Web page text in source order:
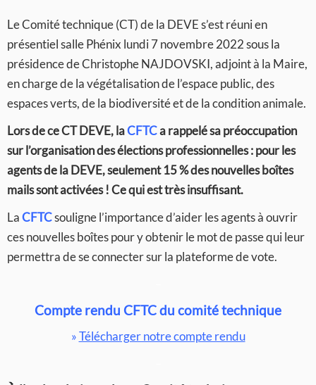
Le Comité technique (CT) de la DEVE s’est réuni en
présentiel salle Phénix lundi 7 novembre 2022 sous la
présidence de Christophe NAJDOVSKI, adjoint à la Maire,
en charge de la végétalisation de l’espace public, des
espaces verts, de la biodiversité et de la condition animale.
Lors de ce CT DEVE, laCFTCa rappelé sa préoccupation
sur l’organisation des élections professionnelles : pour les
agents de la DEVE, seulement 15 % des nouvelles boîtes
mails sont activées ! Ce qui est très insuffisant.
LaCFTCsouligne l’importance d’aider les agents à ouvrir
ces nouvelles boîtes pour y obtenir le mot de passe qui leur
permettra de se connecter sur la plateforme de vote.
Compte rendu CFTC du comité technique
»Télécharger notre compte rendu